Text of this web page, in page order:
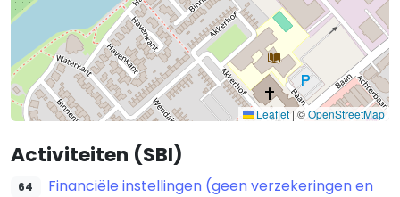
Leaflet | ©OpenStreetMap
Activiteiten (SBI)
64
Financiële instellingen (geen verzekeringen en